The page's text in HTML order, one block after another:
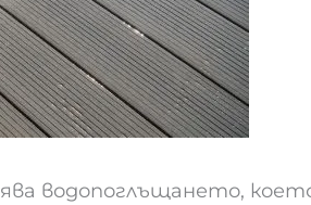
водопоглъщането, което